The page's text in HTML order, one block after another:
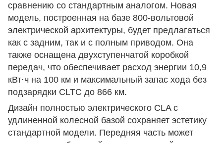
сравнению со стандартным аналогом. Новая
модель, построенная на базе 800-вольтовой
электрической архитектуры, будет предлагаться
как с задним, так и с полным приводом. Она
также оснащена двухступенчатой ​​коробкой
передач, что обеспечивает расход энергии 10,9
кВт⋅ч на 100 км и максимальный запас хода без
подзарядки CLTC до 866 км.
Дизайн полностью электрического CLA с
удлиненной колесной базой сохраняет эстетику
стандартной модели. Передняя часть может